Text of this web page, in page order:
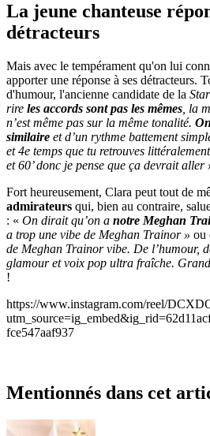
La jeune chanteuse
détracteurs
Mais avec le tempérament qu'on lui
apporter une réponse à ses détracteurs.
d'humour, l'ancienne candidate de la
rire les accords sont pas les mêmes , la
n’est même pas sur la même tonalité.
similaire et d’un rythme battement
et 4e temps que tu retrouves
et 60’ donc je pense que ça devrait aller
Fort heureusement, Clara peut tout de
admirateurs qui, bien au contraire,
: « On dirait qu’on a notre Meghan
a trop une vibe de Meghan Trainor » ou
de Meghan Trainor vibe. De l’humour,
glamour et voix pop ultra fraîche.
!
https://www.instagram.com/reel/
fce547aaf937
Mentionnés dans cet